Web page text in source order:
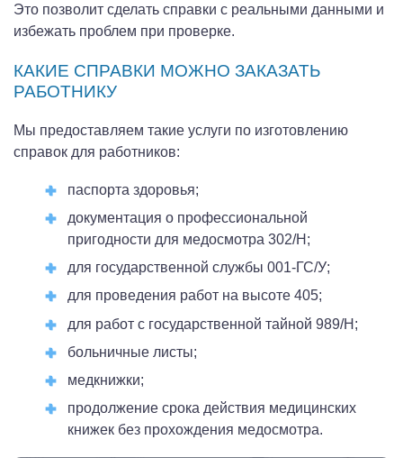
Это позволит сделать справки с реальными данными и
избежать проблем при проверке.
КАКИЕ СПРАВКИ МОЖНО ЗАКАЗАТЬ
РАБОТНИКУ
Мы предоставляем такие услуги по изготовлению
справок для работников:
паспорта здоровья;
документация о профессиональной
пригодности для медосмотра 302/Н;
для государственной службы 001-ГС/У;
для проведения работ на высоте 405;
для работ с государственной тайной 989/Н;
больничные листы;
медкнижки;
продолжение срока действия медицинских
книжек без прохождения медосмотра.